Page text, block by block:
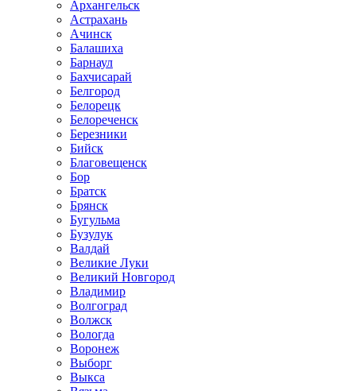
Архангельск
Астрахань
Ачинск
Балашиха
Барнаул
Бахчисарай
Белгород
Белорецк
Белореченск
Березники
Бийск
Благовещенск
Бор
Братск
Брянск
Бугульма
Бузулук
Валдай
Великие Луки
Великий Новгород
Владимир
Волгоград
Волжск
Вологда
Воронеж
Выборг
Выкса